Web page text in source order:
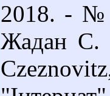
2018. - №
Жадан С.